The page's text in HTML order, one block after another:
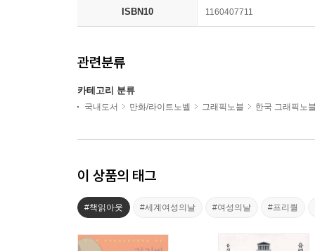
ISBN10 1160407711
관련분류
카테고리 분류
국내도서 만화/라이트노벨 그래픽노블 한국 그래픽노
이 상품의 태그
#책읽아웃 #세계여성의날 #여성의날 #프리퀄